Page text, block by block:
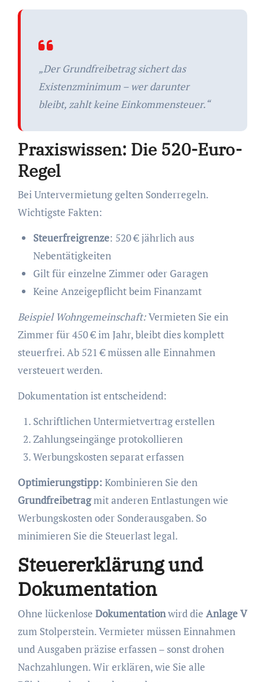
„Der Grundfreibetrag sichert das
Existenzminimum – wer darunter
bleibt, zahlt keine Einkommensteuer.“
Praxiswissen: Die 520-Euro-
Regel
Bei Untervermietung gelten Sonderregeln.
Wichtigste Fakten:
Steuerfreigrenze: 520 € jährlich aus
Nebentätigkeiten
Gilt für einzelne Zimmer oder Garagen
Keine Anzeigepflicht beim Finanzamt
Beispiel Wohngemeinschaft:Vermieten Sie ein
Zimmer für 450 € im Jahr, bleibt dies komplett
steuerfrei. Ab 521 € müssen alle Einnahmen
versteuert werden.
Dokumentation ist entscheidend:
Schriftlichen Untermietvertrag erstellen
Zahlungseingänge protokollieren
Werbungskosten separat erfassen
Optimierungstipp: Kombinieren Sie den
Grundfreibetragmit anderen Entlastungen wie
Werbungskosten oder Sonderausgaben. So
minimieren Sie die Steuerlast legal.
Steuererklärung und
Dokumentation
Ohne lückenlose Dokumentationwird die Anlage V
zum Stolperstein. Vermieter müssen Einnahmen
und Ausgaben präzise erfassen – sonst drohen
Nachzahlungen. Wir erklären, wie Sie alle